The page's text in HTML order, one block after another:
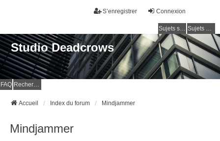
Connexion
S’enregistrer
Sujets sans réponse Sujets actifs
Studio Deadcrows
FAQ Rechercher
Accueil Index du forum Mindjammer
Mindjammer